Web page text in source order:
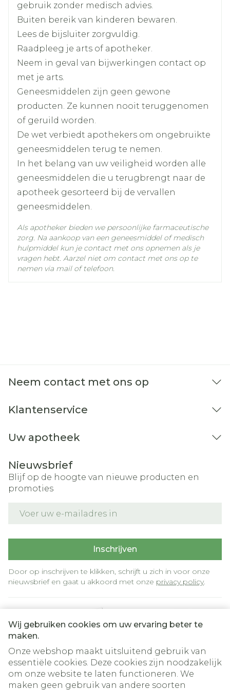
Wij gebruiken cookies om uw ervaring beter te
maken.
Onze webshop maakt uitsluitend gebruik van
essentiële cookies. Deze cookies zijn noodzakelijk
om onze website te laten functioneren. We
maken geen gebruik van andere soorten
Lengte
Diepte 55 mm
Hoeveelheid
Verpakking
50
Actieve
Ingrediënten
Behoud
Kamertemperatuur (15°C -
25°C)
gebruik zonder medisch advies.
Buiten bereik van kinderen bewaren.
Lees de bijsluiter zorgvuldig.
Raadpleeg je arts of apotheker.
Neem in geval van bijwerkingen contact op
met je arts.
Geneesmiddelen zijn geen gewone
producten. Ze kunnen nooit teruggenomen
of geruild worden.
De wet verbiedt apothekers om ongebruikte
geneesmiddelen terug te nemen.
In het belang van uw veiligheid worden alle
geneesmiddelen die u terugbrengt naar de
apotheek gesorteerd bij de vervallen
geneesmiddelen.
Als apotheker bieden we persoonlijke farmaceutische
zorg. Na aankoop van een geneesmiddel of medisch
hulpmiddel kun je contact met ons opnemen als je
vragen hebt. Aarzel niet om contact met ons op te
nemen via mail of telefoon.
Neem contact met ons op
Klantenservice
Uw apotheek
Nieuwsbrief
Blijf op de hoogte van nieuwe producten en
promoties
Inschrijven
Door op inschrijven te klikken, schrijft u zich in voor onze
nieuwsbrief en gaat u akkoord met onze privacy policy.
Juridische links